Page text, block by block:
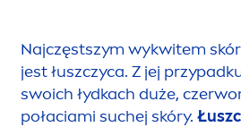
Najczęstszym wykwitem
jest łuszczyca. Z jej
swoich łydkach duże,
połaciami suchej skóry.